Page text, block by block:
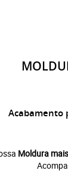
Acabamento
Moldura